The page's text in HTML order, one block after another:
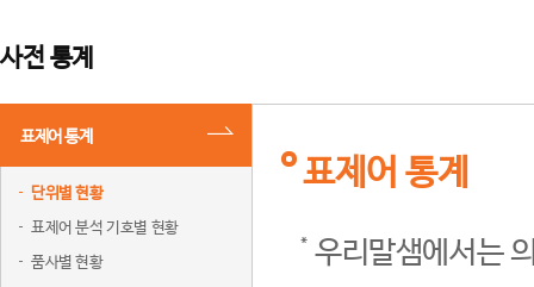
사전 통계
표제어 통계
단위별 현황
표제어 분석 기호별 현황
품사별 현황
표제어 통계
우리말샘에서는